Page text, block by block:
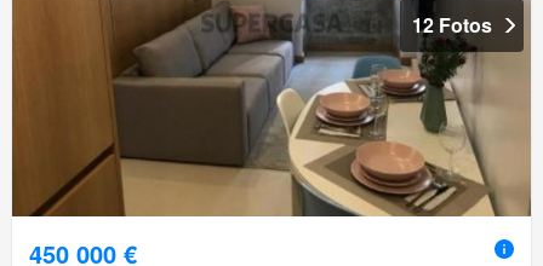
12 Fotos
450 000 €